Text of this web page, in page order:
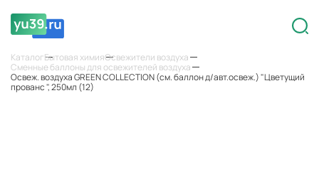
КаталогБытовая химияОсвежители воздуха
Сменные баллоны для освежителей воздуха
Освеж. воздуха GREEN COLLECTION (см. баллон д/авт.освеж.) "Цветущий
прованс ", 250мл (12)